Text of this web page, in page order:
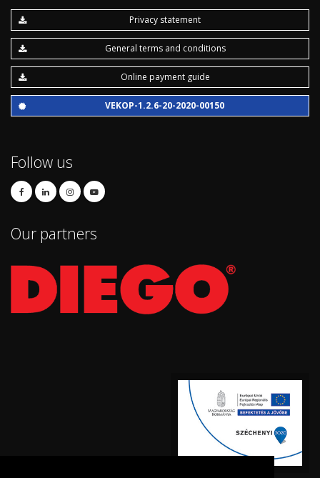
Privacy statement
General terms and conditions
Online payment guide
VEKOP-1.2.6-20-2020-00150
Follow us
Our partners